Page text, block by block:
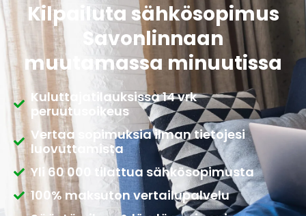
Kilpailuta sähkösopimus
Savonlinnaan
muutamassa minuutissa
Kuluttajatilauksissa 14 vrk
peruutusoikeus
Vertaa sopimuksia ilman tietojesi
luovuttamista
Yli 60 000 tilattua sähkösopimusta
100% maksuton vertailupalvelu